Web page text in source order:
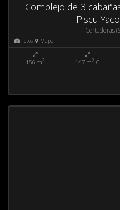
Complejo de 3
Piscu
Cortaderas
Fotos Mapa
156 m2 147 m2.C